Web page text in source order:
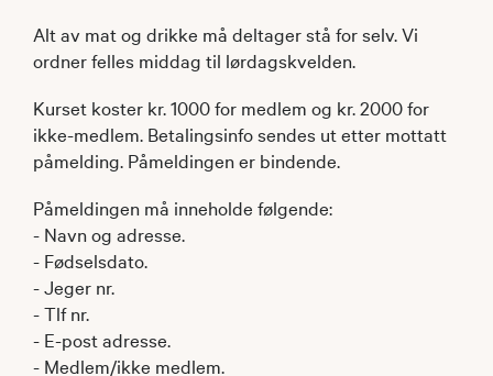
Alt av mat og drikke må deltager stå for selv. Vi
ordner felles middag til lørdagskvelden.
Kurset koster kr. 1000 for medlem og kr. 2000 for
ikke-medlem. Betalingsinfo sendes ut etter mottatt
påmelding. Påmeldingen er bindende.
Påmeldingen må inneholde følgende:
- Navn og adresse.
- Fødselsdato.
- Jeger nr.
- Tlf nr.
- E-post adresse.
- Medlem/ikke medlem.